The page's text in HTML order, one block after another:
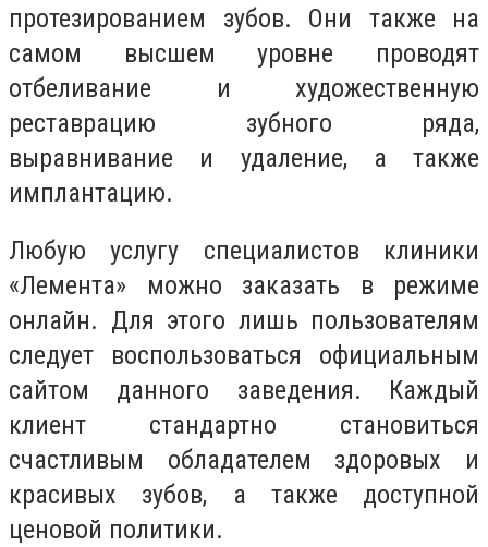
протезированием зубов. Они также на
самом высшем уровне проводят
отбеливание и художественную
реставрацию зубного ряда,
выравнивание и удаление, а также
имплантацию.
Любую услугу специалистов клиники
«Лемента» можно заказать в режиме
онлайн. Для этого лишь пользователям
следует воспользоваться официальным
сайтом данного заведения. Каждый
клиент стандартно становиться
счастливым обладателем здоровых и
красивых зубов, а также доступной
ценовой политики.